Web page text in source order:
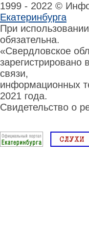
1999 - 2022 ©
Екатеринбурга
При
обязательна.
«Свердловское
связи,
информационных
2021 года.
Свидетельство о